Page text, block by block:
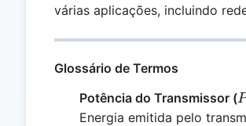
várias aplicações, incluindo
Glossário de Termos
Potência do Transmissor (P
Energia emitida pelo